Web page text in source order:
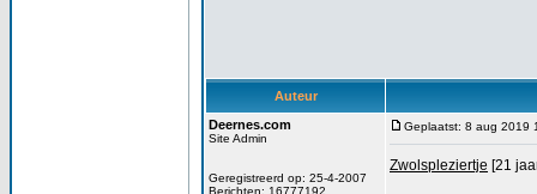
Auteur
Deernes.com
Site Admin
Geregistreerd op: 25-4-2007
Berichten: 16777192
Geplaatst: 8 aug 2019
Zwolspleziertje [21